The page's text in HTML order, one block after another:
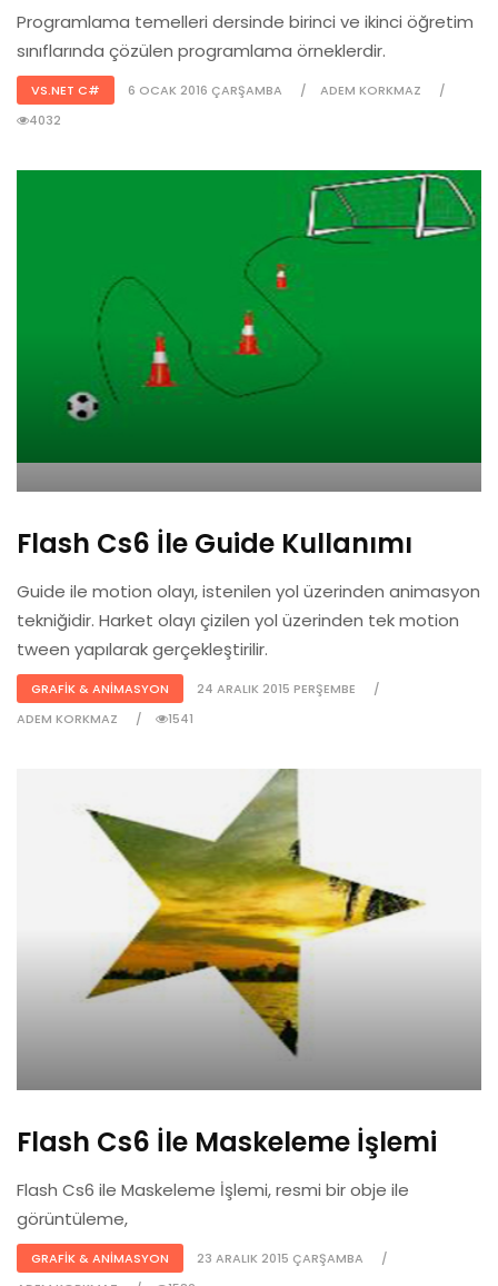
Programlama temelleri dersinde birinci ve ikinci öğretim
sınıflarında çözülen programlama örneklerdir.
VS.NET C# 6 OCAK 2016 ÇARŞAMBA
ADEM KORKMAZ
4032
Flash Cs6 İle Guide Kullanımı
Guide ile motion olayı, istenilen yol üzerinden animasyon
tekniğidir. Harket olayı çizilen yol üzerinden tek motion
tween yapılarak gerçekleştirilir.
GRAFIK & ANIMASYON
24 ARALIK 2015 PERŞEMBE
ADEM KORKMAZ
1541
Flash Cs6 İle Maskeleme İşlemi
Flash Cs6 ile Maskeleme İşlemi, resmi bir obje ile
görüntüleme,
GRAFIK & ANIMASYON
23 ARALIK 2015 ÇARŞAMBA